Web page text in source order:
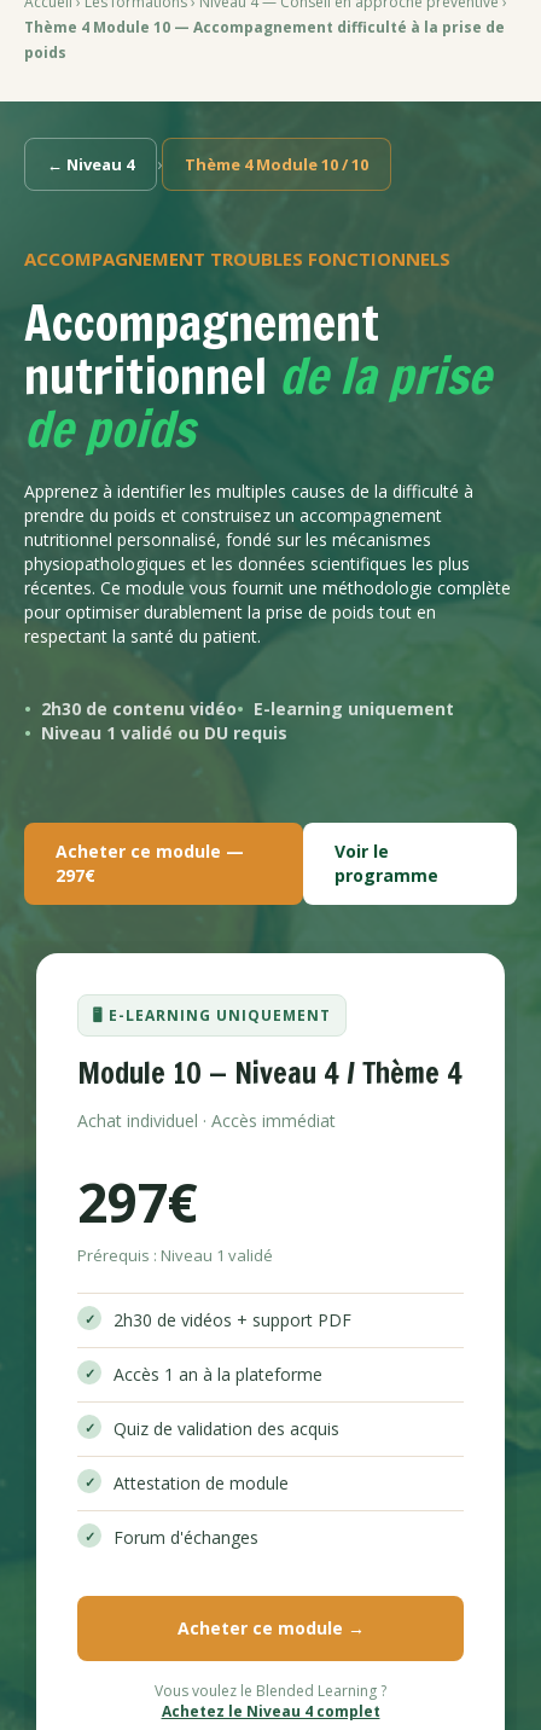
Thème 4 Module 10 — Accompagnement difficulté à la prise de
poids
← Niveau 4 › Thème 4 Module 10 / 10
ACCOMPAGNEMENT TROUBLES FONCTIONNELS
Accompagnement
nutritionnel de la prise
de poids
Apprenez à identifier les multiples causes de la difficulté à
prendre du poids et construisez un accompagnement
nutritionnel personnalisé, fondé sur les mécanismes
physiopathologiques et les données scientifiques les plus
récentes. Ce module vous fournit une méthodologie complète
pour optimiser durablement la prise de poids tout en
respectant la santé du patient.
2h30 de contenu vidéo
E-learning uniquement
Niveau 1 validé ou DU requis
Acheter ce module —
297€
Voir le
programme
🖥️ E-LEARNING UNIQUEMENT
Module 10 — Niveau 4 / Thème 4
Achat individuel · Accès immédiat
297€
Prérequis : Niveau 1 validé
2h30 de vidéos + support PDF
Accès 1 an à la plateforme
Quiz de validation des acquis
Attestation de module
Forum d'échanges
Acheter ce module →
Vous voulez le Blended Learning ?
Achetez le Niveau 4 complet